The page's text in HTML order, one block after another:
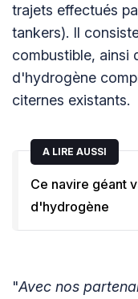
trajets effectués
tankers). Il
combustible, ainsi
d'hydrogène
citernes existants.
A LIRE AUSSI
Ce navire géant
d'hydrogène
"Avec nos